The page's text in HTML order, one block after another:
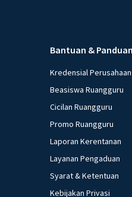
Bantuan & Panduan
Kredensial Perusahaan
Beasiswa Ruangguru
Cicilan Ruangguru
Promo Ruangguru
Laporan Kerentanan
Layanan Pengaduan
Syarat & Ketentuan
Kebijakan Privasi